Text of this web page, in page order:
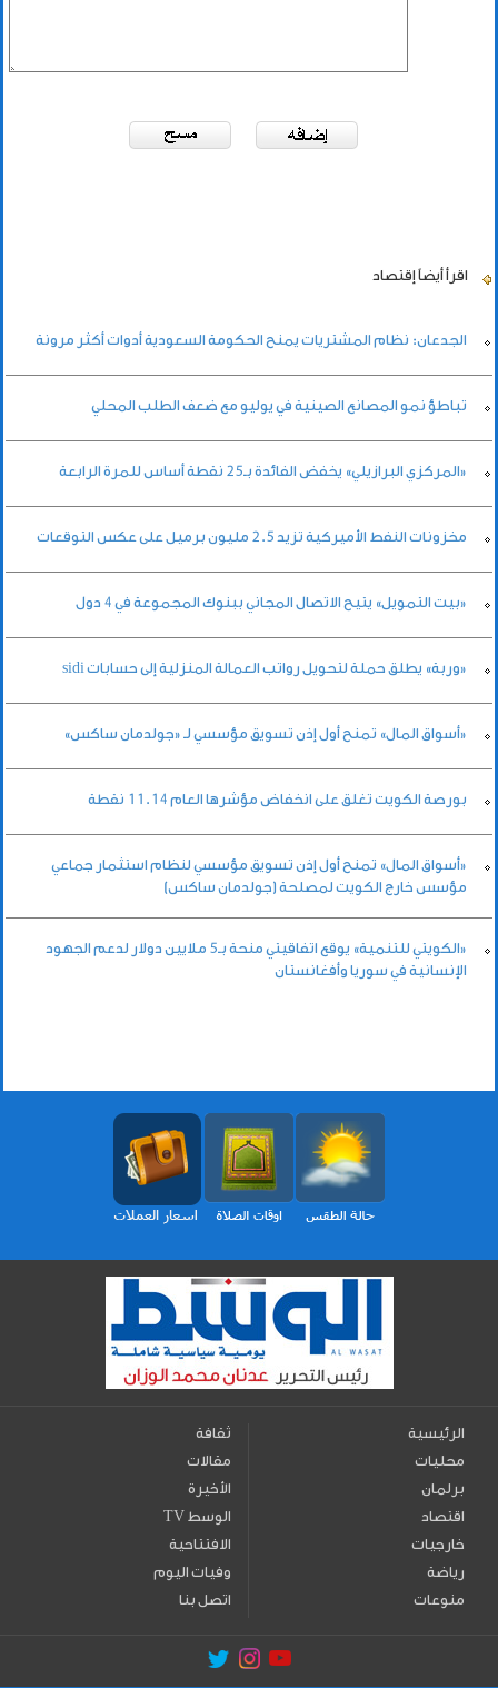
اقرأ أيضاً إقتصاد
الجدعان: نظام المشتريات يمنح الحكومة السعودية أدوات أكثر مرونة
تباطؤ نمو المصانع الصينية في يوليو مع ضعف الطلب المحلي
«المركزي البرازيلي» يخفض الفائدة بـ25 نقطة أساس للمرة الرابعة
مخزونات النفط الأميركية تزيد 2.5 مليون برميل على عكس التوقعات
«بيت التمويل» يتيح الاتصال المجاني ببنوك المجموعة في 4 دول
«وربة» يطلق حملة لتحويل رواتب العمالة المنزلية إلى حسابات sidi
«أسواق المال» تمنح أول إذن تسويق مؤسسي لـ «جولدمان ساكس»
بورصة الكويت تغلق على انخفاض مؤشرها العام 11.14 نقطة
«أسواق المال» تمنح أول إذن تسويق مؤسسي لنظام استثمار جماعي
مؤسس خارج الكويت لمصلحة (جولدمان ساكس)
«الكويتي للتنمية» يوقع اتفاقيتي منحة بـ5 ملايين دولار لدعم الجهود
الإنسانية في سوريا وأفغانستان
الرئيسية
محليات
برلمان
اقتصاد
خارجيات
رياضة
منوعات
ثقافة
مقالات
الأخيرة
TV الوسط
الافتتاحية
وفيات اليوم
اتصل بنا